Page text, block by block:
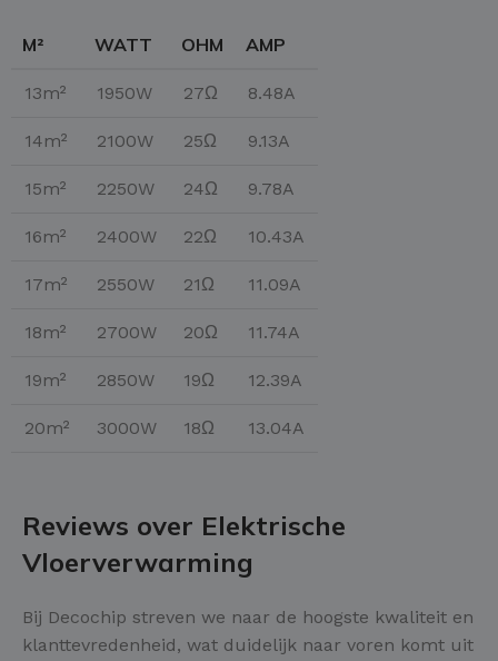
M² WATT OHM AMP
13m² 1950W 27Ω 8.48A
14m² 2100W 25Ω 9.13A
15m² 2250W 24Ω 9.78A
16m² 2400W 22Ω 10.43A
17m² 2550W 21Ω 11.09A
18m² 2700W 20Ω 11.74A
19m² 2850W 19Ω 12.39A
20m² 3000W 18Ω 13.04A
Reviews over Elektrische
Vloerverwarming
Bij Decochip streven we naar de hoogste kwaliteit en
klanttevredenheid, wat duidelijk naar voren komt uit